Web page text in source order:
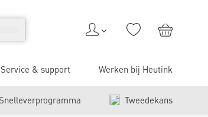
Service & support Werken bij Heutink
Snelleverprogramma Tweedekans